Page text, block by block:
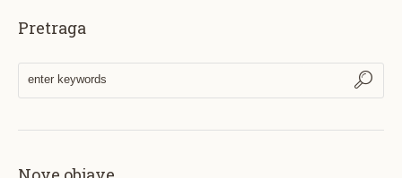
Pretraga